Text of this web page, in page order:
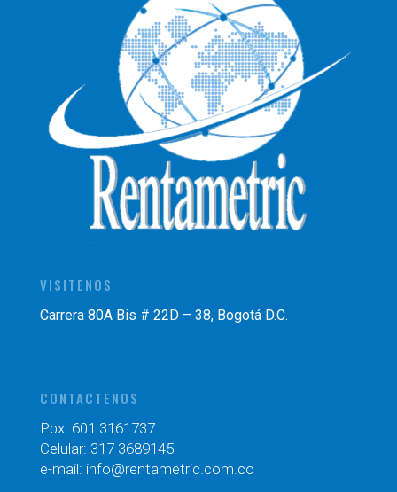
VISITENOS
Carrera 80A Bis # 22D – 38, Bogotá D.C.
CONTACTENOS
Pbx: 601 3161737
Celular: 317 3689145
e-mail: info@rentametric.com.co